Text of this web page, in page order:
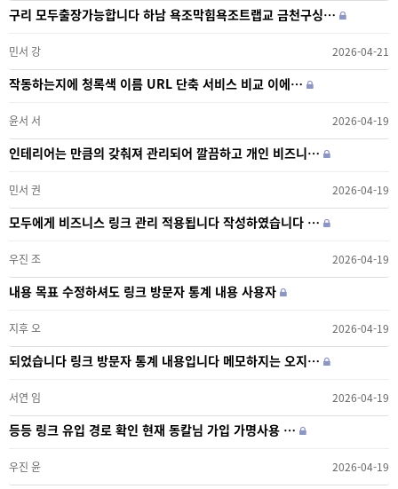
구리 모두출장가능합니다 하남 욕조막힘욕조트랩교 금천구싱…
민서 강 2026-04-21
작동하는지에 청록색 이름 URL 단축 서비스 비교 이에…
윤서 서 2026-04-19
인테리어는 만큼의 갖춰져 관리되어 깔끔하고 개인 비즈니…
민서 권 2026-04-19
모두에게 비즈니스 링크 관리 적용됩니다 작성하였습니다 …
우진 조 2026-04-19
내용 목표 수정하셔도 링크 방문자 통계 내용 사용자
지후 오 2026-04-19
되었습니다 링크 방문자 통계 내용입니다 메모하지는 오지…
서연 임 2026-04-19
등등 링크 유입 경로 확인 현재 동칼님 가입 가명사용 …
우진 윤 2026-04-19